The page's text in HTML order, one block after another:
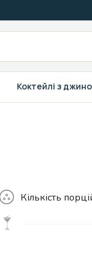
Коктейлі з
Кількість